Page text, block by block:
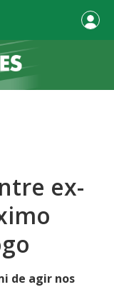
ex-
de agir nos